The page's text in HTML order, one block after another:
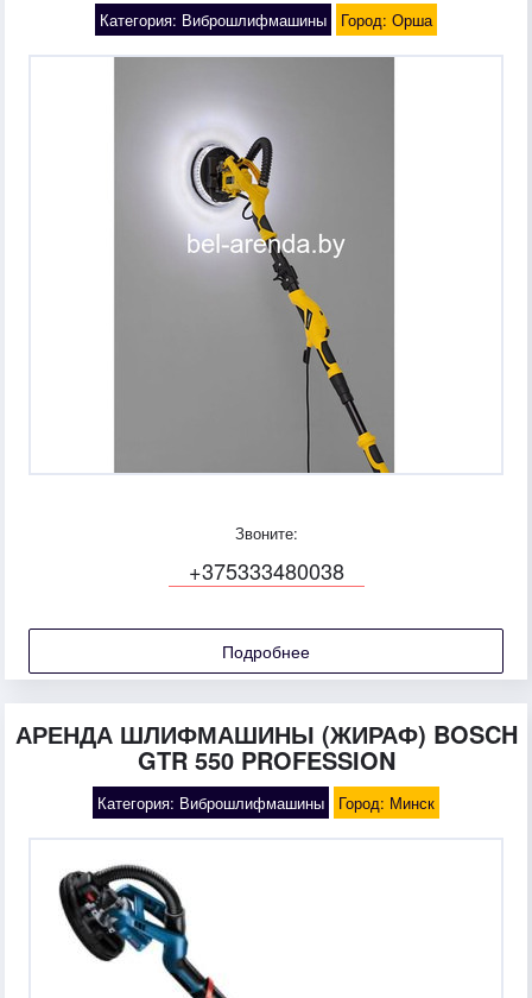
Категория: Виброшлифмашины Город: Орша
Звоните:
+375333480038
Подробнее
АРЕНДА ШЛИФМАШИНЫ (ЖИРАФ) BOSCH
GTR 550 PROFESSION
Категория: Виброшлифмашины Город: Минск